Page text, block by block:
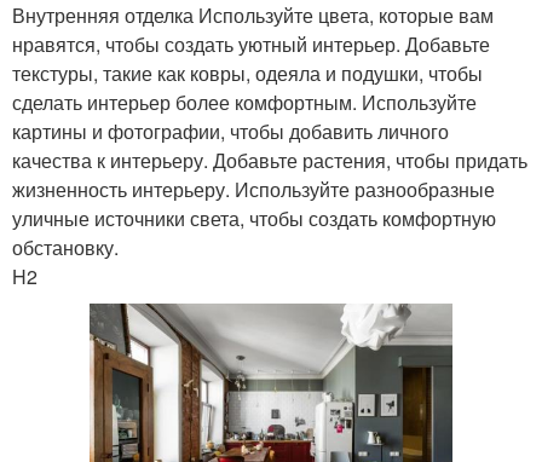
Внутренняя отделка Используйте цвета, которые вам
нравятся, чтобы создать уютный интерьер. Добавьте
текстуры, такие как ковры, одеяла и подушки, чтобы
сделать интерьер более комфортным. Используйте
картины и фотографии, чтобы добавить личного
качества к интерьеру. Добавьте растения, чтобы придать
жизненность интерьеру. Используйте разнообразные
уличные источники света, чтобы создать комфортную
обстановку.
H2